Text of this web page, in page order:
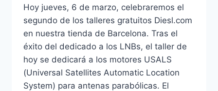
Hoy jueves, 6 de marzo, celebraremos el
segundo de los talleres gratuitos Diesl.com
en nuestra tienda de Barcelona. Tras el
éxito del dedicado a los LNBs, el taller de
hoy se dedicará a los motores USALS
(Universal Satellites Automatic Location
System) para antenas parabólicas. El